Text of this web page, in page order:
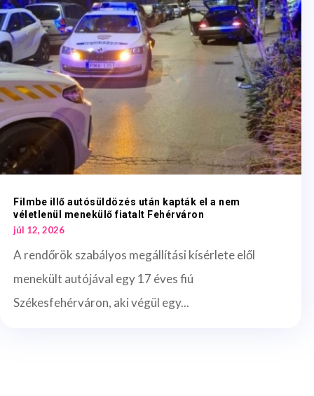
Filmbe illő autósüldözés után kapták el a nem
véletlenül menekülő fiatalt Fehérváron
júl 12, 2026
A rendőrök szabályos megállítási kísérlete elől
menekült autójával egy 17 éves fiú
Székesfehérváron, aki végül egy...